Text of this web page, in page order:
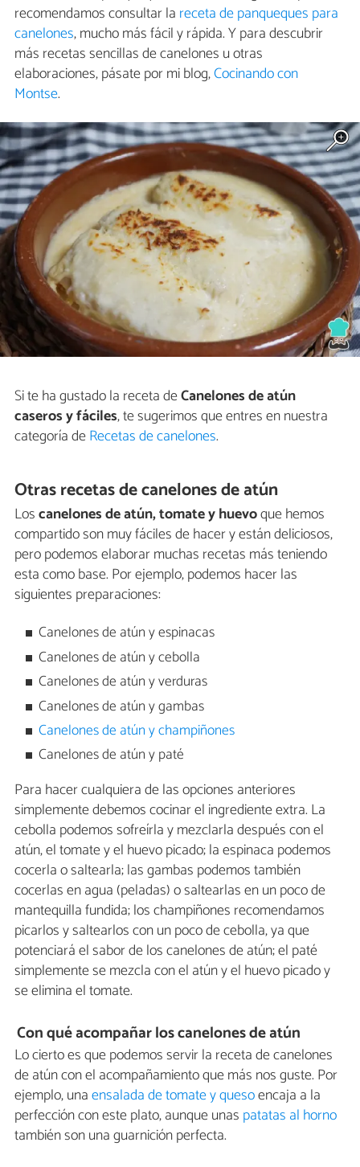
recomendamos consultar la receta de panqueques para
canelones, mucho más fácil y rápida. Y para descubrir
más recetas sencillas de canelones u otras
elaboraciones, pásate por mi blog,Cocinando con
Montse.
Si te ha gustado la receta deCanelones de atún
caseros y fáciles, te sugerimos que entres en nuestra
categoría deRecetas de canelones.
Otras recetas de canelones de atún
Loscanelones de atún, tomate y huevoque hemos
compartido son muy fáciles de hacer y están deliciosos,
pero podemos elaborar muchas recetas más teniendo
esta como base. Por ejemplo, podemos hacer las
siguientes preparaciones:
Canelones de atún y espinacas
Canelones de atún y cebolla
Canelones de atún y verduras
Canelones de atún y gambas
Canelones de atún y champiñones
Canelones de atún y paté
Para hacer cualquiera de las opciones anteriores
simplemente debemos cocinar el ingrediente extra. La
cebolla podemos sofreírla y mezclarla después con el
atún, el tomate y el huevo picado; la espinaca podemos
cocerla o saltearla; las gambas podemos también
cocerlas en agua (peladas) o saltearlas en un poco de
mantequilla fundida; los champiñones recomendamos
picarlos y saltearlos con un poco de cebolla, ya que
potenciará el sabor de los canelones de atún; el paté
simplemente se mezcla con el atún y el huevo picado y
se elimina el tomate.
Con qué acompañar los canelones de atún
Lo cierto es que podemos servir la receta de canelones
de atún con el acompañamiento que más nos guste. Por
ejemplo, unaensalada de tomate y quesoencaja a la
perfección con este plato, aunque unas patatas al horno
también son una guarnición perfecta.